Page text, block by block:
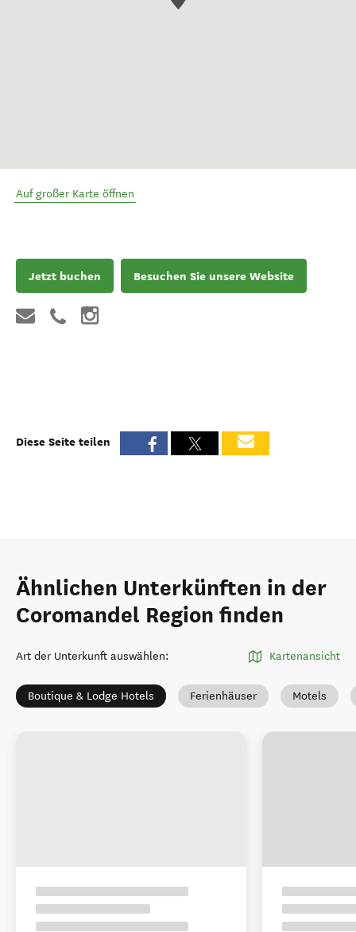
Auf großer Karte öffnen
Jetzt buchen Besuchen Sie unsere Website
Diese Seite teilen
Ähnlichen Unterkünften in der
Coromandel Region finden
Art der Unterkunft auswählen: Kartenansicht
Boutique & Lodge Hotels Ferienhäuser Motels